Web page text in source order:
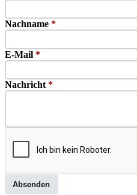
Nachname *
E-Mail *
Nachricht *
Absenden